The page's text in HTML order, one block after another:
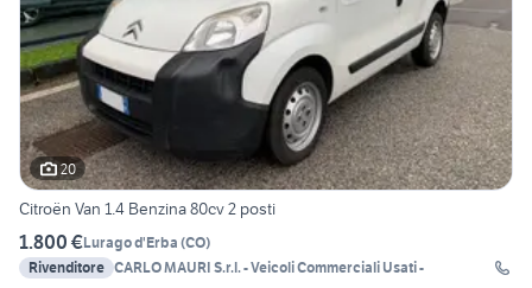
20
Citroën Van 1.4 Benzina 80cv 2 posti
1.800 €Lurago d'Erba (CO)
Rivenditore CARLO MAURI S.r.l. - Veicoli Commerciali Usati -